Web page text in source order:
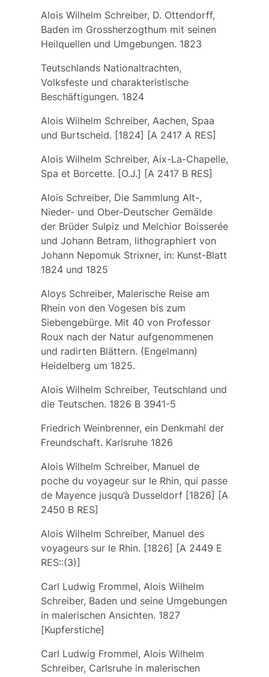
Alois Wilhelm Schreiber, D. Ottendorff,
Baden im Grossherzogthum mit seinen
Heilquellen und Umgebungen. 1823
Teutschlands Nationaltrachten,
Volksfeste und charakteristische
Beschäftigungen. 1824
Alois Wilhelm Schreiber, Aachen, Spaa
und Burtscheid. [1824] [A 2417 A RES]
Alois Wilhelm Schreiber, Aix-La-Chapelle,
Spa et Borcette. [O.J.] [A 2417 B RES]
Alois Schreiber, Die Sammlung Alt-,
Nieder- und Ober-Deutscher Gemälde
der Brüder Sulpiz und Melchior Boisserée
und Johann Betram, lithographiert von
Johann Nepomuk Strixner, in: Kunst-Blatt
1824 und 1825
Aloys Schreiber, Malerische Reise am
Rhein von den Vogesen bis zum
Siebengebürge. Mit 40 von Professor
Roux nach der Natur aufgenommenen
und radirten Blättern. (Engelmann)
Heidelberg um 1825.
Alois Wilhelm Schreiber, Teutschland und
die Teutschen. 1826 B 3941-5
Friedrich Weinbrenner, ein Denkmahl der
Freundschaft. Karlsruhe 1826
Alois Wilhelm Schreiber, Manuel de
poche du voyageur sur le Rhin, qui passe
de Mayence jusqu’à Dusseldorf [1826] [A
2450 B RES]
Alois Wilhelm Schreiber, Manuel des
voyageurs sur le Rhin. [1826] [A 2449 E
RES::(3)]
Carl Ludwig Frommel, Alois Wilhelm
Schreiber, Baden und seine Umgebungen
in malerischen Ansichten. 1827
[Kupferstiche]
Carl Ludwig Frommel, Alois Wilhelm
Schreiber, Carlsruhe in malerischen